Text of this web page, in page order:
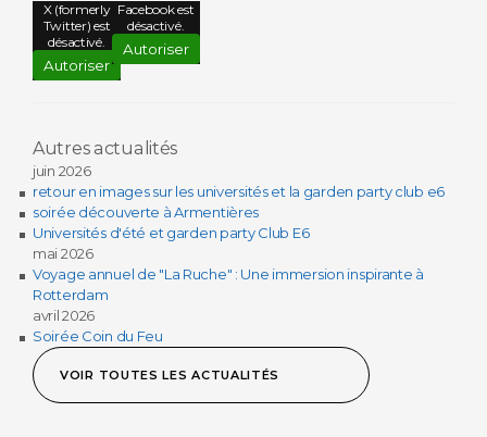
X (formerly
Twitter) est
désactivé.
Autoriser
Facebook est
désactivé.
Autoriser
Autres actualités
juin 2026
retour en images sur les universités et la garden party club e6
soirée découverte à Armentières
Universités d'été et garden party Club E6
mai 2026
Voyage annuel de "La Ruche" : Une immersion inspirante à
Rotterdam
avril 2026
Soirée Coin du Feu
VOIR TOUTES LES ACTUALITÉS